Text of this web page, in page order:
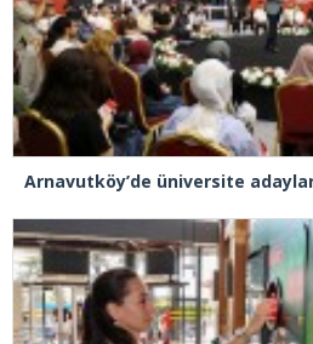
Arnavutköy’de üniversite